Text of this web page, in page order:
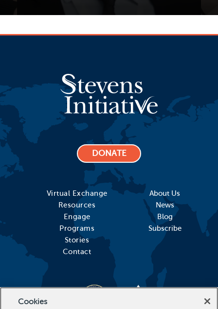
DONATE
Virtual Exchange
Resources
Engage
Programs
Stories
Contact
About Us
News
Blog
Subscribe
Cookies